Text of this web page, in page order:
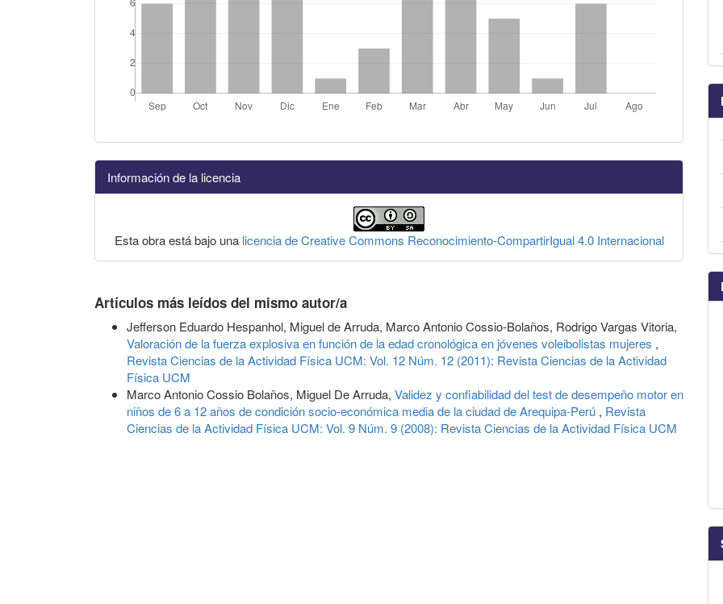
Información de la licencia
Esta obra está bajo una licencia de Creative Commons Reconocimiento-CompartirIgual 4.0 Internacional
Artículos más leídos del mismo autor/a
Jefferson Eduardo Hespanhol, Miguel de Arruda, Marco Antonio Cossio-Bolaños, Rodrigo Vargas Vitoria,
Valoración de la fuerza explosiva en función de la edad cronológica en jóvenes voleibolistas mujeres ,
Revista Ciencias de la Actividad Física UCM: Vol. 12 Núm. 12 (2011): Revista Ciencias de la Actividad
Física UCM
Marco Antonio Cossio Bolaños, Miguel De Arruda, Validez y confiabilidad del test de desempeño motor en
niños de 6 a 12 años de condición socio-económica media de la ciudad de Arequipa-Perú , Revista
Ciencias de la Actividad Física UCM: Vol. 9 Núm. 9 (2008): Revista Ciencias de la Actividad Física UCM